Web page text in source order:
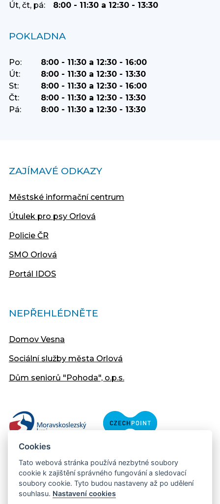
Út, čt, pá:
8:00 - 11:30 a 12:30 - 13:30
POKLADNA
Po:
8:00 - 11:30 a 12:30 - 16:00
Út:
8:00 - 11:30 a 12:30 - 13:30
St:
8:00 - 11:30 a 12:30 - 16:00
Čt:
8:00 - 11:30 a 12:30 - 13:30
Pá:
8:00 - 11:30 a 12:30 - 13:30
ZAJÍMAVÉ ODKAZY
Městské informační centrum
Útulek pro psy Orlová
Policie ČR
SMO Orlová
Portál IDOS
NEPŘEHLÉDNĚTE
Domov Vesna
Sociální služby města Orlová
Dům seniorů "Pohoda", o.p.s.
Copyright © 2013 - 2026 Městský úřad Orlová
Cookies
Tato webová stránka používá nezbytné soubory
cookie k zajištění správného fungování a sledovací
soubory cookie. Tyto budou nastaveny až po udělení
souhlasu. Nastavení cookies